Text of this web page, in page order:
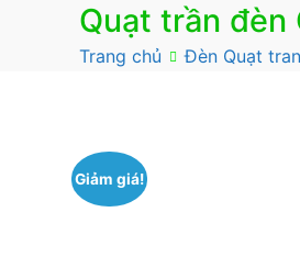
Quạt trần đèn
Trang chủ Đèn Quạt
Giảm giá!